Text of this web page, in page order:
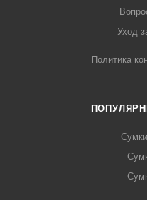
Уход
Политика